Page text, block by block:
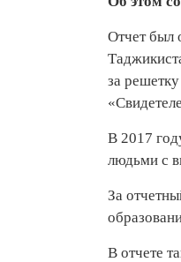
Отчет был
за
В 2017
людьми с
За
В отчете